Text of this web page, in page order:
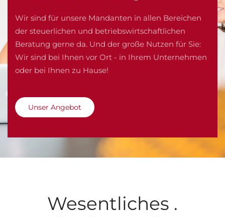
Wir sind für unsere Mandanten in allen Bereichen
der steuerlichen und betriebswirtschaftlichen
Beratung gerne da. Und der große Nutzen für Sie:
Wir sind bei Ihnen vor Ort - in Ihrem Unternehmen
oder bei Ihnen zu Hause!
Unser Angebot
Wesentliches .